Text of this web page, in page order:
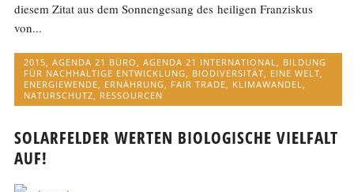
diesem Zitat aus dem Sonnengesang des heiligen Franziskus
von...
2015,AGENDA 21 BÜRO,AGENDA 21 INTERNATIONAL, BILDUNG
FÜR NACHHALTIGE ENTWICKLUNG, BIODIVERSITÄT, EINE WELT,
ENERGIEWENDE, ERNÄHRUNG, FAIR TRADE, KLIMAWANDEL,
NATURSCHUTZ, RESSOURCEN
SOLARFELDER WERTEN BIOLOGISCHE VIELFALT
AUF!